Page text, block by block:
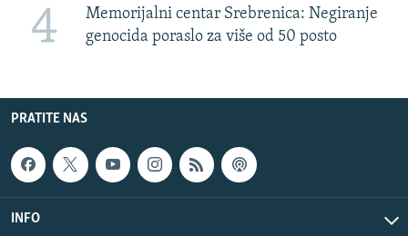
4
Memorijalni centar Srebrenica: Negiranje
genocida poraslo za više od 50 posto
PRATITE NAS
INFO